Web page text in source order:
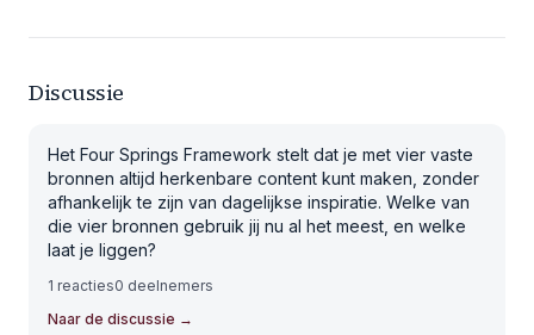
Discussie
Het Four Springs Framework stelt dat je met vier vaste
bronnen altijd herkenbare content kunt maken, zonder
afhankelijk te zijn van dagelijkse inspiratie. Welke van
die vier bronnen gebruik jij nu al het meest, en welke
laat je liggen?
1 reacties0 deelnemers
Naar de discussie →